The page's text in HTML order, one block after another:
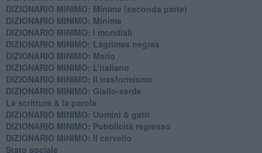
DIZIONARIO MINIMO: Minime (seconda parte)
DIZIONARIO MINIMO: Minime
DIZIONARIO MINIMO: ​I mondiali
DIZIONARIO MINIMO: ​Lágrimas negras
DIZIONARIO MINIMO: Mario
DIZIONARIO MINIMO: L’italiano
DIZIONARIO MINIMO: Il trasformismo
DIZIONARIO MINIMO: Giallo-verde
La scrittura & la parola
​DIZIONARIO MINIMO: Uomini & gatti
DIZIONARIO MINIMO: ​Pubblicità regresso
DIZIONARIO MINIMO: Il cervello
Stato sociale